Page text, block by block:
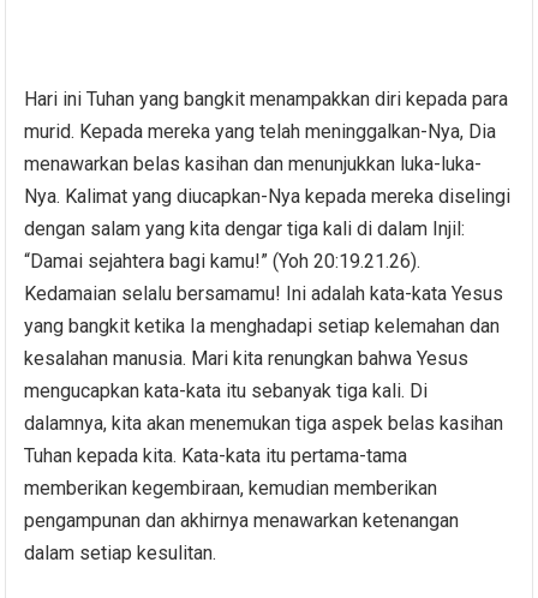
Hari ini Tuhan yang bangkit menampakkan diri kepada para
murid. Kepada mereka yang telah meninggalkan-Nya, Dia
menawarkan belas kasihan dan menunjukkan luka-luka-
Nya. Kalimat yang diucapkan-Nya kepada mereka diselingi
dengan salam yang kita dengar tiga kali di dalam Injil:
“Damai sejahtera bagi kamu!” (Yoh 20:19.21.26).
Kedamaian selalu bersamamu! Ini adalah kata-kata Yesus
yang bangkit ketika Ia menghadapi setiap kelemahan dan
kesalahan manusia. Mari kita renungkan bahwa Yesus
mengucapkan kata-kata itu sebanyak tiga kali. Di
dalamnya, kita akan menemukan tiga aspek belas kasihan
Tuhan kepada kita. Kata-kata itu pertama-tama
memberikan kegembiraan, kemudian memberikan
pengampunan dan akhirnya menawarkan ketenangan
dalam setiap kesulitan.